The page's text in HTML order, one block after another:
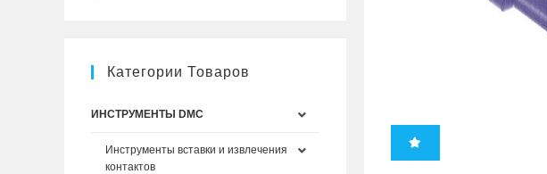
Категории Товаров
ИНСТРУМЕНТЫ DMC
Инструменты вставки и извлечения
контактов